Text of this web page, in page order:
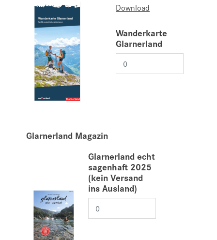
Download
Wanderkarte
Glarnerland
Glarnerland Magazin
Glarnerland echt
sagenhaft 2025
(kein Versand
ins Ausland)